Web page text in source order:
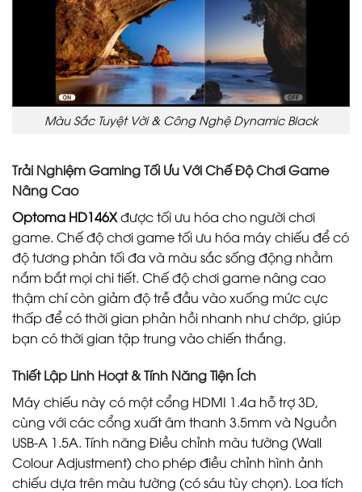
Màu Sắc Tuyệt Vời & Công Nghệ Dynamic Black
Trải Nghiệm Gaming Tối Ưu Với Chế Độ Chơi Game
Nâng Cao
Optoma HD146Xđược tối ưu hóa cho người chơi
game. Chế độ chơi game tối ưu hóa máy chiếu để có
độ tương phản tối đa và màu sắc sống động nhằm
nắm bắt mọi chi tiết. Chế độ chơi game nâng cao
thậm chí còn giảm độ trễ đầu vào xuống mức cực
thấp để có thời gian phản hồi nhanh như chớp, giúp
bạn có thời gian tập trung vào chiến thắng.
Thiết Lập Linh Hoạt & Tính Năng Tiện Ích
Máy chiếu này có một cổng HDMI 1.4a hỗ trợ 3D,
cùng với các cổng xuất âm thanh 3.5mm và Nguồn
USB-A 1.5A. Tính năng Điều chỉnh màu tường (Wall
Colour Adjustment) cho phép điều chỉnh hình ảnh
chiếu dựa trên màu tường (có sáu tùy chọn). Loa tích